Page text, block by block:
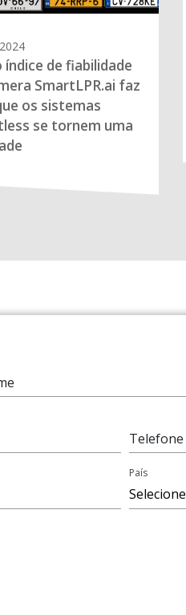
índice de fiabilidade
SmartLPR.ai faz
os sistemas
se tornem uma
Telefone
País